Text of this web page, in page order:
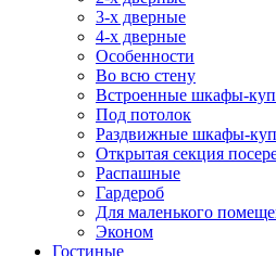
3-х дверные
4-х дверные
Особенности
Во всю стену
Встроенные шкафы-
Под потолок
Раздвижные шкафы-
Открытая секция
Распашные
Гардероб
Для маленького
Эконом
Гостиные